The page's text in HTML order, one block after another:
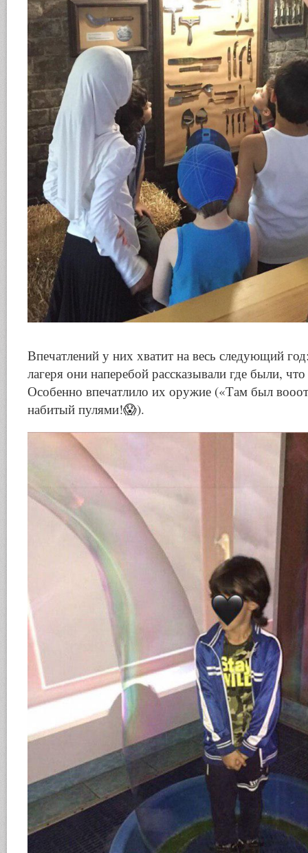
Впечатлений у них хватит на весь следующий
лагеря они наперебой рассказывали где были,
Особенно впечатлило их оружие («Там был
набитый пулями!😱).